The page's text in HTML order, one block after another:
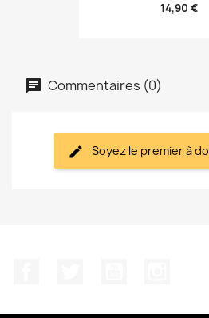
14,90 €
Commentaires (0)
Soyez le premier à